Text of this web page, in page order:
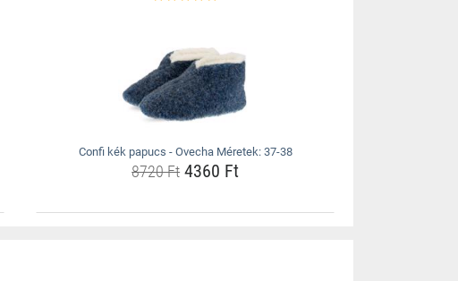
Confi kék papucs - Ovecha Méretek: 37-38
8720 Ft 4360 Ft